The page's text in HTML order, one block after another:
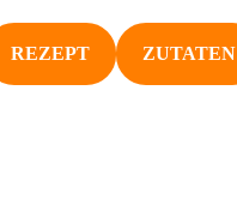
OBEN
REZEPT ZUTATEN